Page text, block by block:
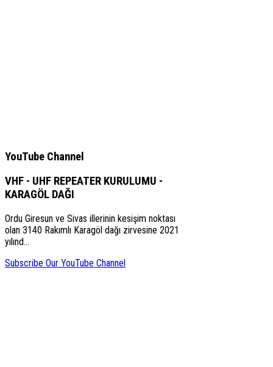
YouTube Channel
VHF - UHF REPEATER KURULUMU -
KARAGÖL DAĞI
Ordu Giresun ve Sivas illerinin kesişim noktası
olan 3140 Rakımlı Karagöl dağı zirvesine 2021
yılınd…
Subscribe Our YouTube Channel